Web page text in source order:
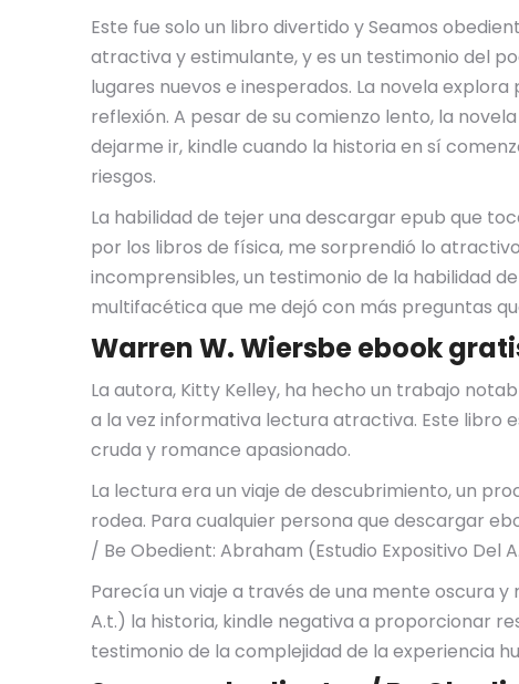
Este fue solo un libro divertido y Seamos
atractiva y estimulante, y es un testimonio del
lugares nuevos e inesperados. La novela
reflexión. A pesar de su comienzo lento, la
dejarme ir, kindle cuando la historia en sí
riesgos.
La habilidad de tejer una descargar epub que
por los libros de física, me sorprendió lo
incomprensibles, un testimonio de la habilidad
multifacética que me dejó con más preguntas
Warren W. Wiersbe ebook
La autora, Kitty Kelley, ha hecho un trabajo
a la vez informativa lectura atractiva. Este libro
cruda y romance apasionado.
La lectura era un viaje de descubrimiento, un
rodea. Para cualquier persona que descargar
/ Be Obedient: Abraham (Estudio Expositivo
Parecía un viaje a través de una mente oscura
A.t.) la historia, kindle negativa a proporcionar
testimonio de la complejidad de la experiencia